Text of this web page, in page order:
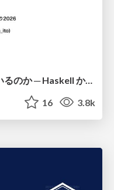
アルゴリズムは何を圧縮しているのか ─ Haskell から育った「圧縮代数」というメンタルモデル
16 3.8k